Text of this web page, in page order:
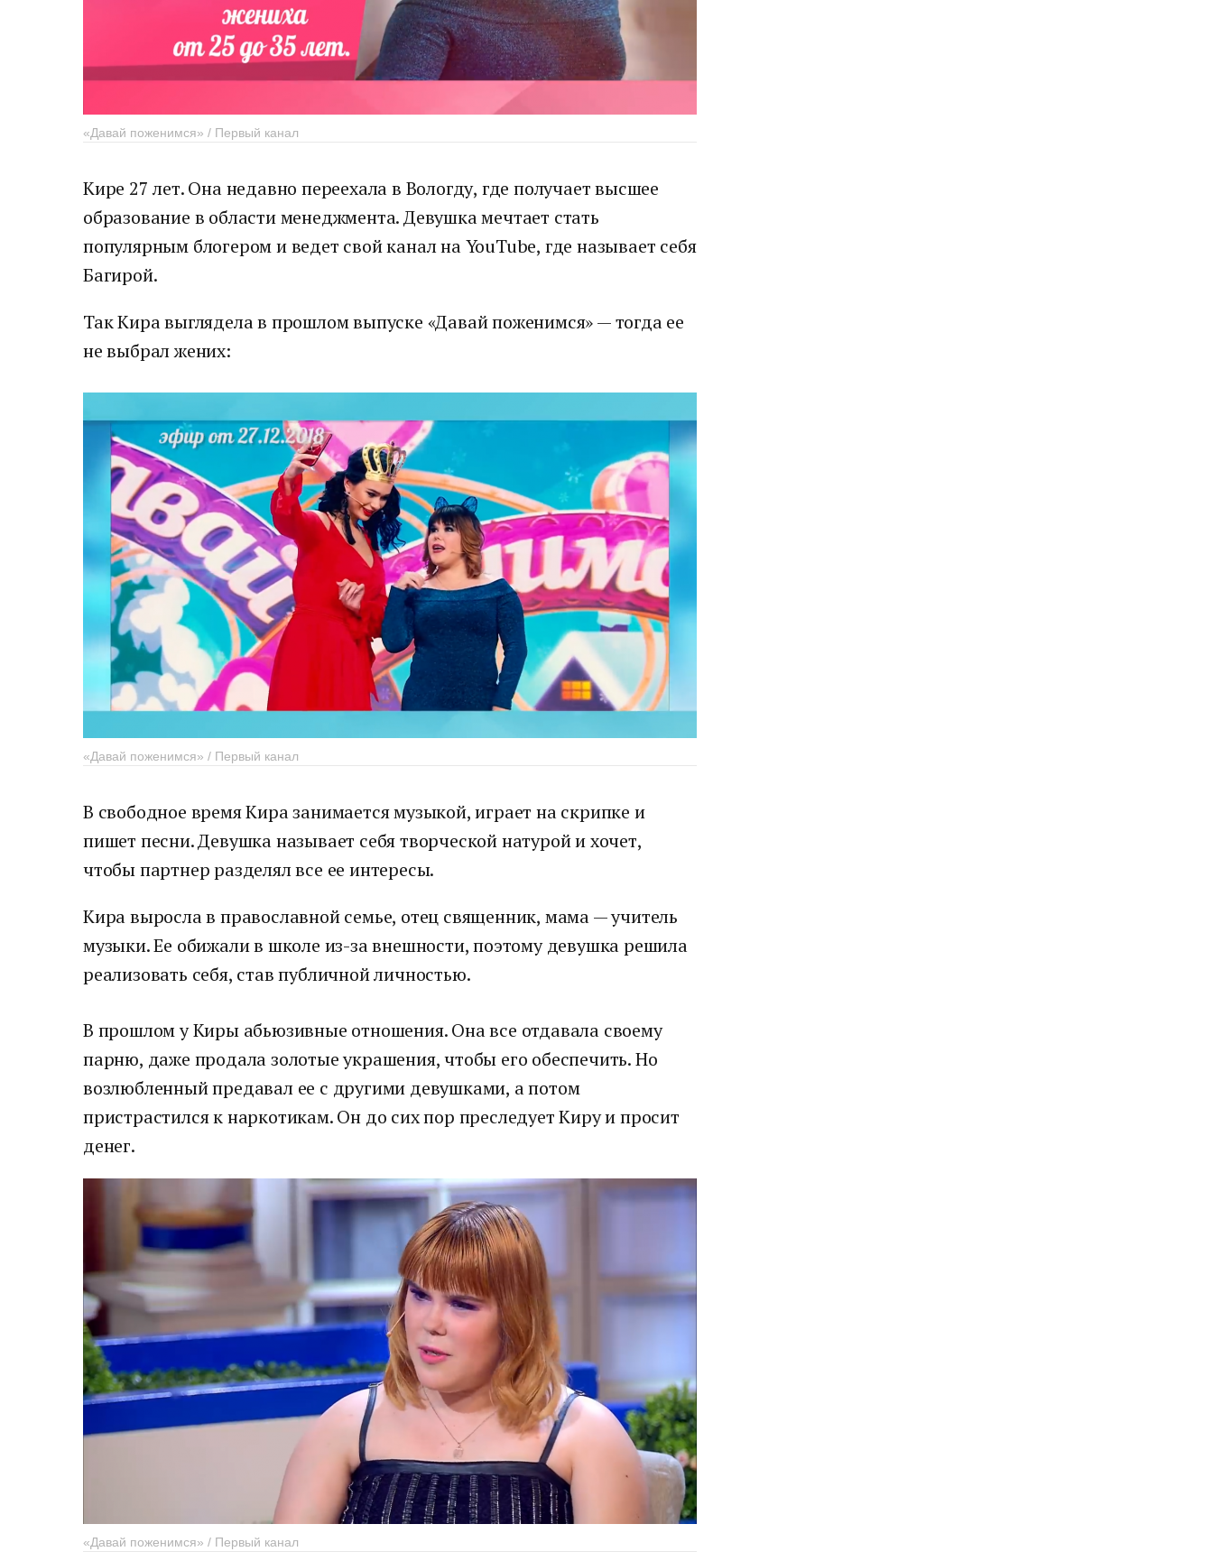
«Давай поженимся» / Первый канал
Кире 27 лет. Она недавно переехала в Вологду, где получает высшее
образование в области менеджмента. Девушка мечтает стать
популярным блогером и ведет свой канал на YouTube, где называет себя
Багирой.
Так Кира выглядела в прошлом выпуске «Давай поженимся» — тогда ее
не выбрал жених:
«Давай поженимся» / Первый канал
В свободное время Кира занимается музыкой, играет на скрипке и
пишет песни. Девушка называет себя творческой натурой и хочет,
чтобы партнер разделял все ее интересы.
Кира выросла в православной семье, отец священник, мама — учитель
музыки. Ее обижали в школе из-за внешности, поэтому девушка решила
реализовать себя, став публичной личностью.
В прошлом у Киры абьюзивные отношения. Она все отдавала своему
парню, даже продала золотые украшения, чтобы его обеспечить. Но
возлюбленный предавал ее с другими девушками, а потом
пристрастился к наркотикам. Он до сих пор преследует Киру и просит
денег.
«Давай поженимся» / Первый канал